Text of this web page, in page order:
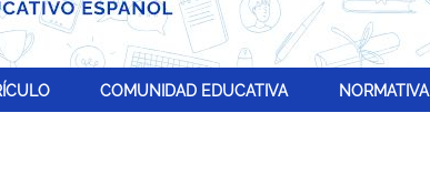
COMUNIDAD EDUCATIVA NORMATIVA